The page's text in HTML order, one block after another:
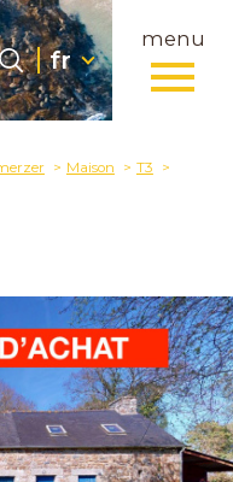
menu
Langue
fr
Maison
T3